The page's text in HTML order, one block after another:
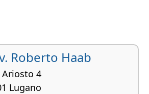
Roberto Haab
Ariosto 4
Lugano